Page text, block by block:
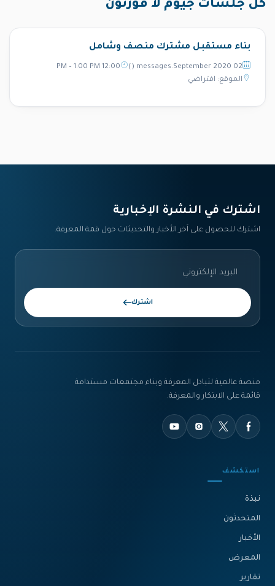
كل جلسات جيوم لا فورتون
بناء مستقبل مشترك منصف وشامل
02 messages.September 2020 ()
12:00 PM – 1:00 PM
الموقع: افتراضي
اشترك في النشرة الإخبارية‎
اشترك للحصول على آخر الأخبار والتحديثات حول قمة المعرفة.
اشترك
منصة عالمية لتبادل المعرفة وبناء مجتمعات مستدامة
قائمة على الابتكار والمعرفة.
استكشف
نبذة‎
المتحدثون
الأخبار
المعرض
تقارير